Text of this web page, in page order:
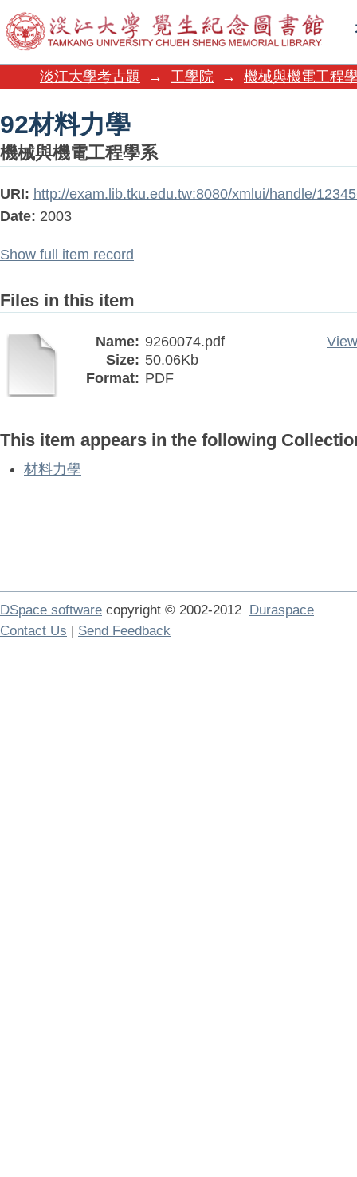
92材料力學
淡江大學考古題 → 工學院 → 機械與機電工程
92材料力學
機械與機電工程學系
URI: http://exam.lib.tku.edu.tw:8080/xmlui/handle/
Date: 2003
Show full item record
Files in this item
Name: 9260074.pdf
Size: 50.06Kb
Format: PDF
This item appears in the following
材料力學
DSpace software copyright © 2002-2012 Duraspace
Contact Us | Send Feedback